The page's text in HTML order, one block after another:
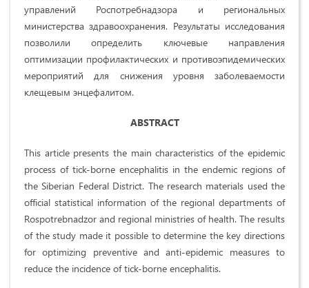
управлений Роспотребнадзора и региональных
министерства здравоохранения. Результаты исследования
позволили определить ключевые направления
оптимизации профилактических и противоэпидемических
мероприятий для снижения уровня заболеваемости
клещевым энцефалитом.
ABSTRACT
This article presents the main characteristics of the epidemic
process of tick-borne encephalitis in the endemic regions of
the Siberian Federal District. The research materials used the
official statistical information of the regional departments of
Rospotrebnadzor and regional ministries of health. The results
of the study made it possible to determine the key directions
for optimizing preventive and anti-epidemic measures to
reduce the incidence of tick-borne encephalitis.